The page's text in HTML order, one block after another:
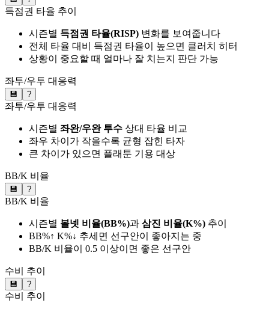
득점권 타율 추이
시즌별 득점권 타율(RISP) 변화를 보여줍니다
전체 타율 대비 득점권 타율이 높으면 클러치 히터
상황이 중요할 때 얼마나 잘 치는지 판단 가능
좌투/우투 대응력
💾 ?
좌투/우투 대응력
시즌별 좌완/우완 투수 상대 타율 비교
좌우 차이가 작을수록 균형 잡힌 타자
큰 차이가 있으면 플래툰 기용 대상
BB/K 비율
💾 ?
BB/K 비율
시즌별 볼넷 비율(BB%)과 삼진 비율(K%) 추이
BB%↑ K%↓ 추세면 선구안이 좋아지는 중
BB/K 비율이 0.5 이상이면 좋은 선구안
수비 추이
💾 ?
수비 추이